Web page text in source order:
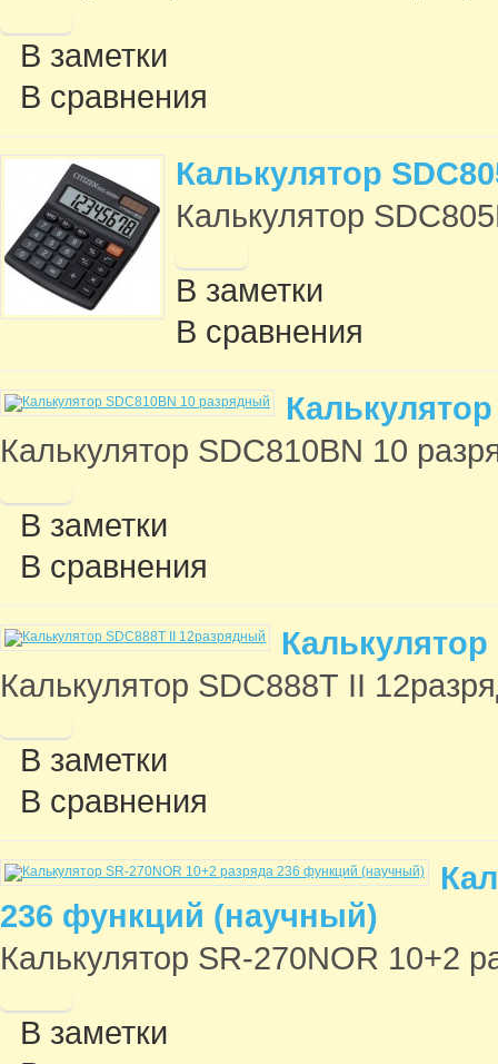
В заметки
В сравнения
Калькулятор
Калькулятор
В заметки
В сравнения
Калькулятор SDC810BN 10
В заметки
В сравнения
Калькулятор SDC888Т II
В заметки
В сравнения
236 функций (научный)
Калькулятор SR-270NOR 10+2
В заметки